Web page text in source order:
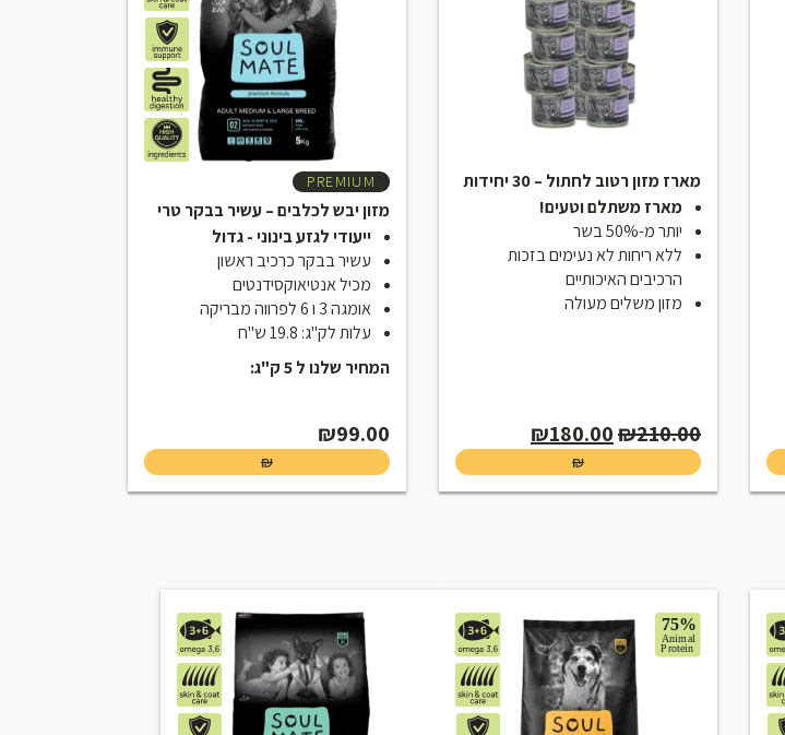
מארז מזון רטוב לחתול – 30 יחידות
מארז משתלם וטעים!
יותר מ-50% בשר
ללא ריחות לא נעימים בזכות
הרכיבים האיכותיים
מזון משלים מעולה
₪210.00
Original
price
was:
₪180.00
is:
₪
PREMIUM
מזון יבש לכלבים – עשיר בבקר טרי
ייעודי לגזע בינוני - גדול
עשיר בבקר כרכיב ראשון
מכיל אנטיאוקסידנטים
אומגה 3 ו 6 לפרווה מבריקה
עלות לק"ג: 19.8 ש"ח
המחיר שלנו ל 5 ק"ג:
₪99.00
₪